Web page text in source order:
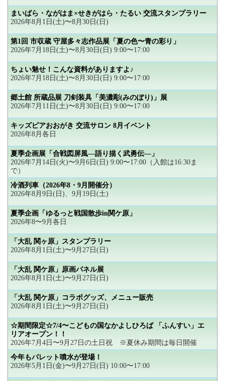
まいばら・ながはま×せきがはら・たるい 交流スタンプラリー
2026年8月1日(土)〜8月30日(日)
第1回 市収蔵 守屋多々志作品展「夏の色〜青の彩り」
2026年7月18日(土)〜8月30日(日) 9:00〜17:00
ちょい魅せ！こんな資料がありますよ♪
2026年7月18日(土)〜8月30日(日) 9:00〜17:00
郷土館 所蔵品展 刀剣装具「美濃彫(みのぼり)」展
2026年7月11日(土)〜8月30日(日) 9:00〜17:00
キッズピアおおがき 交流サロン 8月イベント
2026年8月各日
夏季企画展「合戦図屏風―語り描く武勇伝―」
2026年7月14日(火)〜9月6日(日) 9:00〜17:00（入館は16:30ま
で）
冷酒列車（2026年8・9月開催分）
2026年8月9日(日)、9月19日(土)
夏季企画「ゆるっと戦国散歩in関ケ原」
2026年8〜9月各日
「大乱 関ヶ原」スタンプラリー
2026年8月1日(土)〜9月27日(日)
「大乱 関ケ原」原画パネル展
2026年8月1日(土)〜9月27日(日)
「大乱 関ケ原」コラボグッズ、メニュー販売
2026年8月1日(土)〜9月27日(日)
☆期間限定☆7/4〜こどもの国なかよしひろば 「ふんすい」エ
リアオープン！！
2026年7月4日〜9月27日の土日祝 ※夏休み期間は毎日開催
今年もパレット噴水が登場！
2026年5月1日(金)〜9月27日(日) 10:00〜17:00